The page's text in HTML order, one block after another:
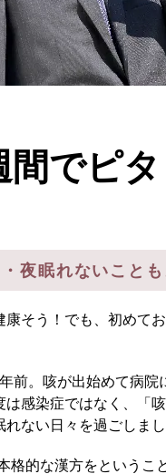
整えるとは
の教え
探す
でピタ
夜眠れないことも
そう！でも、初めて
前。咳が出始めて病
感染症ではなく、「
ない日々を過ごしまし
的な漢方をというこ